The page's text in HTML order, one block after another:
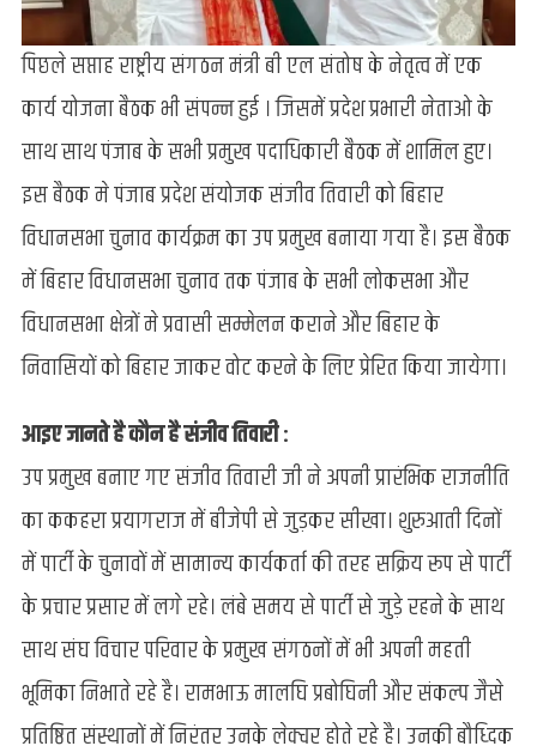
पिछले सप्ताह राष्ट्रीय संगठन मंत्री बी एल संतोष के नेतृत्व में एक
कार्य योजना बैठक भी संपन्न हुई । जिसमें प्रदेश प्रभारी नेताओ के
साथ साथ पंजाब के सभी प्रमुख पदाधिकारी बैठक में शामिल हुए।
इस बैठक मे पंजाब प्रदेश संयोजक संजीव तिवारी को बिहार
विधानसभा चुनाव कार्यक्रम का उप प्रमुख बनाया गया है। इस बैठक
में बिहार विधानसभा चुनाव तक पंजाब के सभी लोकसभा और
विधानसभा क्षेत्रों मे प्रवासी सम्मेलन कराने और बिहार के
निवासियों को बिहार जाकर वोट करने के लिए प्रेरित किया जायेगा।
आइए जानते है कौन है संजीव तिवारी :
उप प्रमुख बनाए गए संजीव तिवारी जी ने अपनी प्रारंभिक राजनीति
का ककहरा प्रयागराज में बीजेपी से जुड़कर सीखा। शुरुआती दिनों
में पार्टी के चुनावों में सामान्य कार्यकर्ता की तरह सक्रिय रूप से पार्टी
के प्रचार प्रसार में लगे रहे। लंबे समय से पार्टी से जुड़े रहने के साथ
साथ संघ विचार परिवार के प्रमुख संगठनों में भी अपनी महती
भूमिका निभाते रहे है। रामभाऊ मालघि प्रबोघिनी और संकल्प जैसे
प्रतिष्ठित संस्थानों में निरंतर उनके लेक्चर होते रहे है। उनकी बौध्दिक